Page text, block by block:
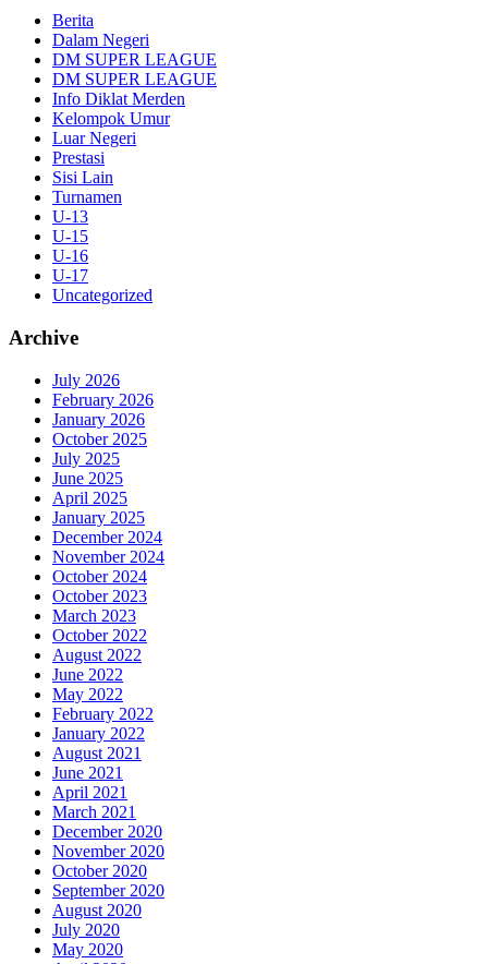
Berita
Dalam Negeri
DM SUPER LEAGUE
DM SUPER LEAGUE
Info Diklat Merden
Kelompok Umur
Luar Negeri
Prestasi
Sisi Lain
Turnamen
U-13
U-15
U-16
U-17
Uncategorized
Archive
July 2026
February 2026
January 2026
October 2025
July 2025
June 2025
April 2025
January 2025
December 2024
November 2024
October 2024
October 2023
March 2023
October 2022
August 2022
June 2022
May 2022
February 2022
January 2022
August 2021
June 2021
April 2021
March 2021
December 2020
November 2020
October 2020
September 2020
August 2020
July 2020
May 2020